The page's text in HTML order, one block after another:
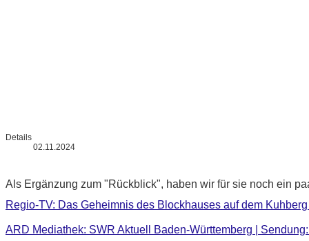
Details
02.11.2024
Als Ergänzung zum "Rückblick", haben wir für sie noch ein
Regio-TV: Das Geheimnis des Blockhauses auf dem Kuhberg
ARD Mediathek: SWR Aktuell Baden-Württemberg |